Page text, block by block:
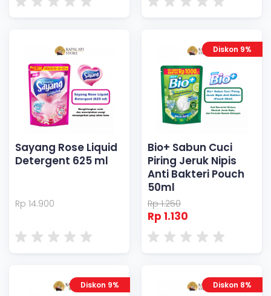
Sayang Rose Liquid
Detergent 625 ml
Rp 14.900
Diskon 9%
Bio+ Sabun Cuci
Piring Jeruk Nipis
Anti Bakteri Pouch
50ml
Rp 1.250
Rp 1.130
Diskon 9% Diskon 8%